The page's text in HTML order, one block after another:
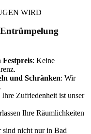
WIRD
Festpreis: Keine
und Schränken: Wir
Ihre Zufriedenheit ist unser
Ihre Räumlichkeiten
sind nicht nur in Bad